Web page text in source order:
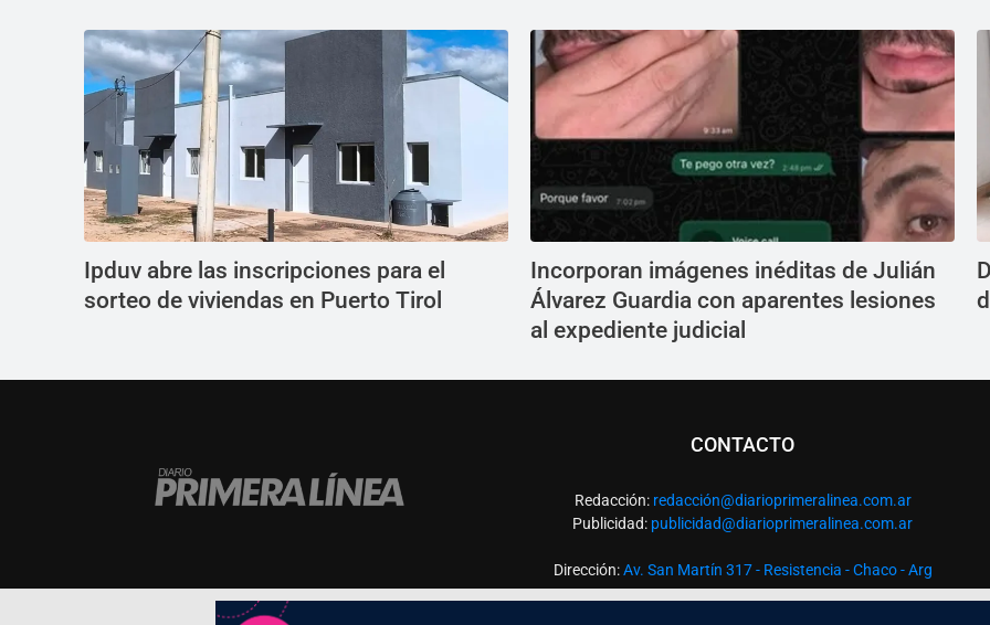
Ipduv abre las inscripciones para el
sorteo de viviendas en Puerto Tirol
Incorporan imágenes inéditas de Julián
Álvarez Guardia con aparentes lesiones
al expediente judicial
CONTACTO
Redacción: redacción@diarioprimeralinea.com.ar
Publicidad: publicidad@diarioprimeralinea.com.ar
Dirección:Av. San Martín 317 - Resistencia - Chaco - Arg